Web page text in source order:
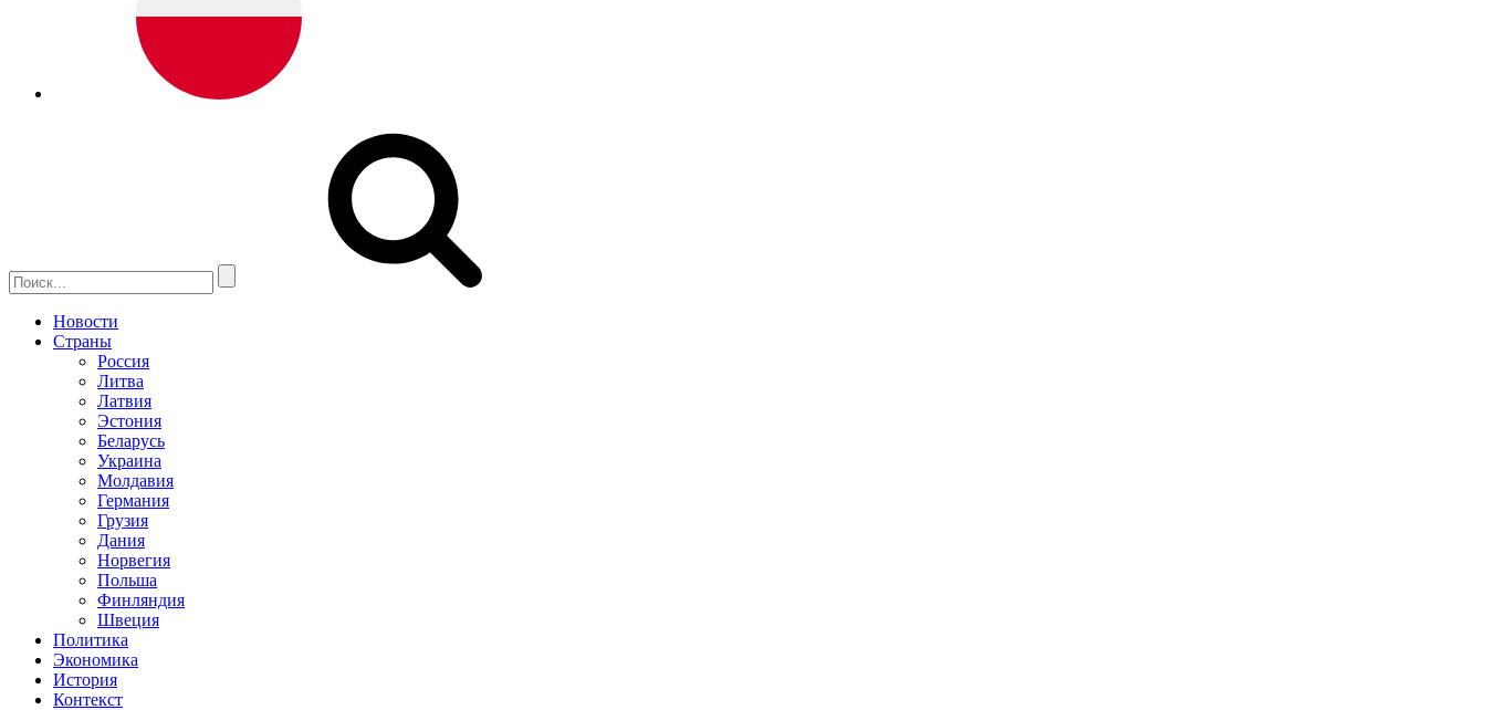
Новости
Страны
Россия
Литва
Латвия
Эстония
Беларусь
Украина
Молдавия
Германия
Грузия
Дания
Норвегия
Польша
Финляндия
Швеция
Политика
Экономика
История
Контекст